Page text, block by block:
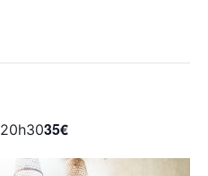
20h3035€